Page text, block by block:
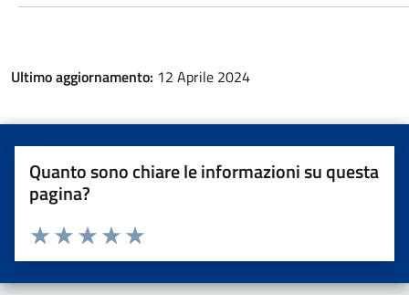
Ultimo aggiornamento: 12 Aprile 2024
Quanto sono chiare le informazioni su questa
pagina?
Valuta da 1 a 5 stelle la pagina
Valuta 5 stelle su 5
Valuta 4 stelle su 5
Valuta 3 stelle su 5
Valuta 2 stelle su 5
Valuta una stella su 5